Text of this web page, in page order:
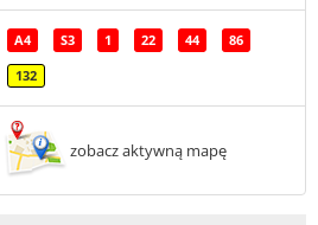
A4 S3 1 22 44 86
132
zobacz aktywną mapę